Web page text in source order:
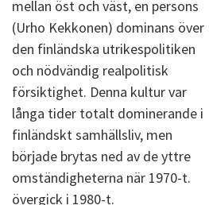
mellan öst och väst, en persons
(Urho Kekkonen) dominans över
den finländska utrikespolitiken
och nödvändig realpolitisk
försiktighet. Denna kultur var
långa tider totalt dominerande i
finländskt samhällsliv, men
började brytas ned av de yttre
omständigheterna när 1970-t.
övergick i 1980-t.